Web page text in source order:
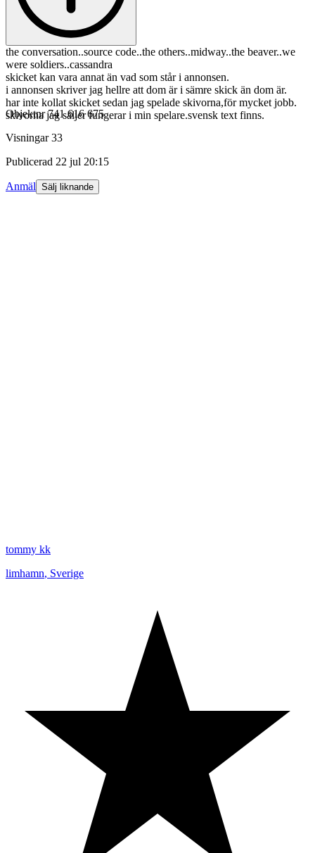
the conversation..source code..the others..midway..the beaver..we
were soldiers..cassandra
skicket kan vara annat än vad som står i annonsen.
i annonsen skriver jag hellre att dom är i sämre skick än dom är.
har inte kollat skicket sedan jag spelade skivorna,för mycket jobb.
skivorna jag säljer fungerar i min spelare.svensk text finns.
Objektnr 741 616 675
Visningar 33
Publicerad 22 jul 20:15
Anmäl Sälj liknande
tommy kk
limhamn, Sverige